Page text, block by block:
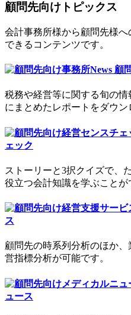
顧問先向けトピックス
会計事務所様から顧問先様
できるコンテンツです。
顧
税務や経営等に関する旬の
にまとめたレポートをダウン
ェック
ストーリーと3択クイズで、
役立つ会計知識を学ぶことが
ス
顧問先の時系列分析のほか
営指標分析が可能です。
ュース